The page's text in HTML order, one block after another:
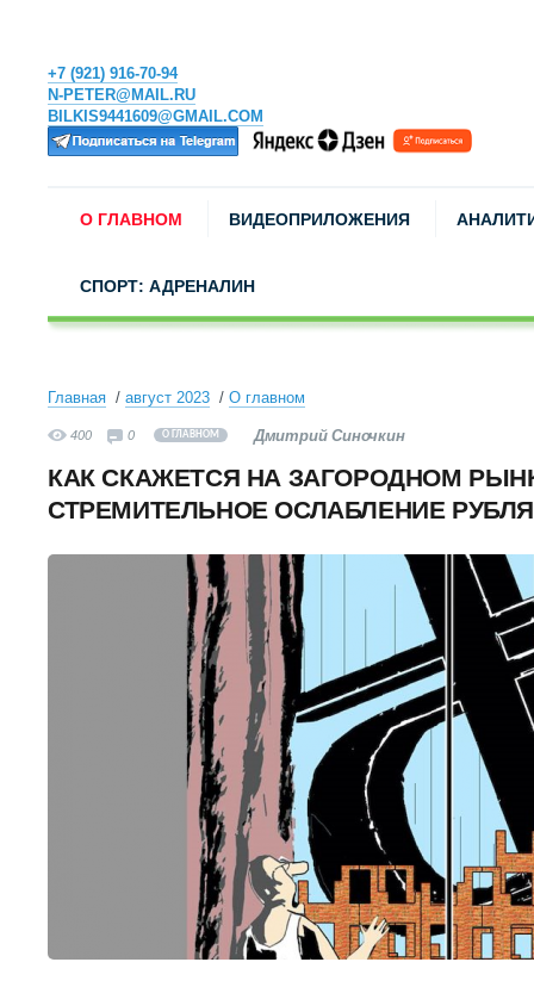
+7 (921) 916-70-94
N-PETER@MAIL.RU
BILKIS9441609@GMAIL.COM
О ГЛАВНОМ ВИДЕОПРИЛОЖЕНИЯ
СПОРТ: АДРЕНАЛИН
Главная август 2023 О главном
400 0 О ГЛАВНОМ Дмитрий Синочкин
КАК СКАЖЕТСЯ НА ЗАГОРОДНОМ
СТРЕМИТЕЛЬНОЕ ОСЛАБЛЕНИЕ